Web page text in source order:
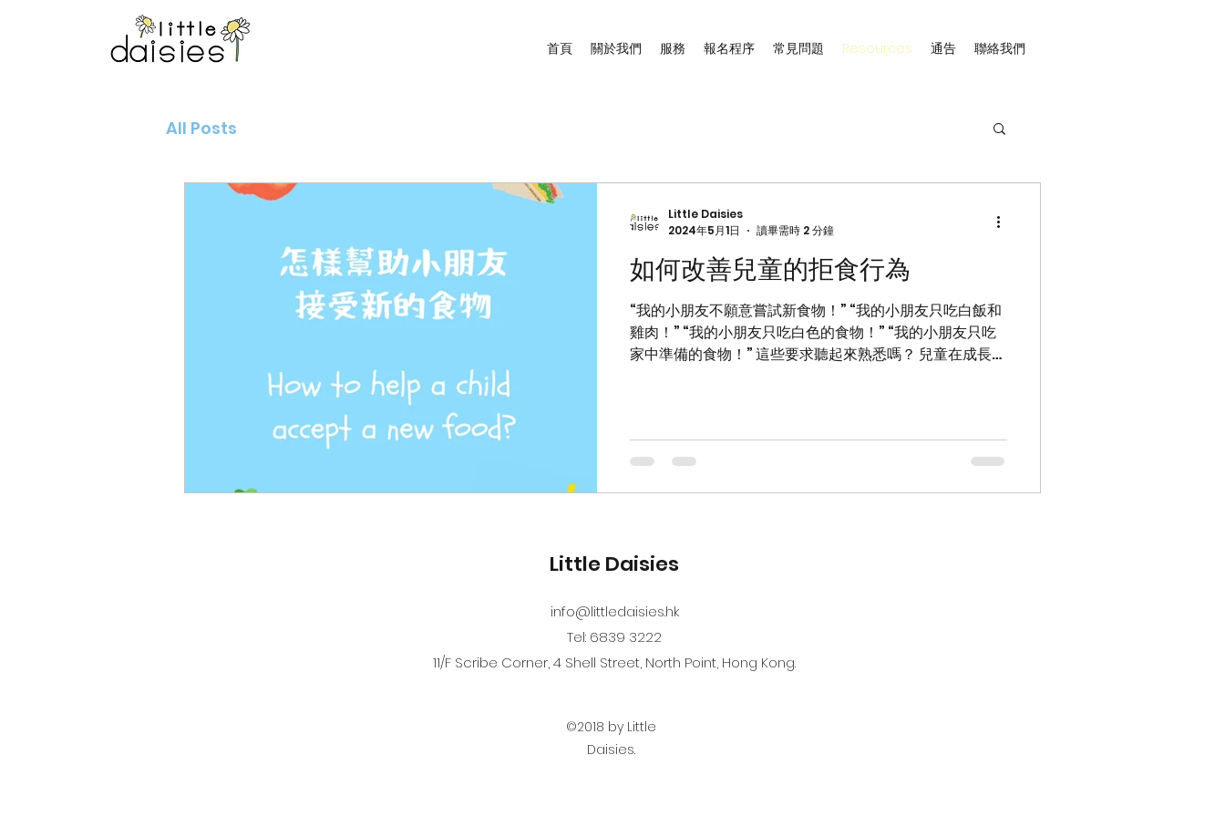
首頁 關於我們 服務 報名程序 常見問題 Resources 通告 聯絡我們
All Posts
如何改善兒童的拒食行為
“我的小朋友不願意嘗試新食物！” “我的小朋友只吃白飯和
雞肉！” “我的小朋友只吃白色的食物！” “我的小朋友只吃
家中準備的食物！” 這些要求聽起來熟悉嗎？ 兒童在成長階
Little Daisies
2024年5月1日
讀畢需時 2 分鐘
Little Daisies
info@littledaisies.hk
Tel: 6839 3222
11/F Scribe Corner, 4 Shell Street, North Point, Hong Kong.
©2018 by Little
Daisies.